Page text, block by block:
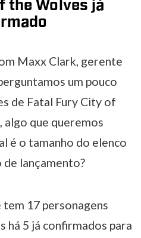
the Wolves já
Maxx Clark, gerente
um pouco
de Fatal Fury City of
algo que queremos
é o tamanho do elenco
lançamento?
tem 17 personagens
há 5 já confirmados para